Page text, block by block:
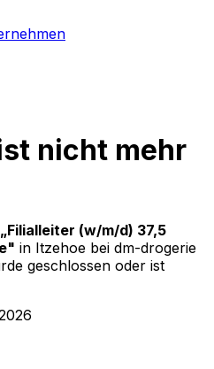
nicht mehr
„Filialleiter (w/m/d) 37,5
" in Itzehoe bei dm-drogerie
geschlossen oder ist